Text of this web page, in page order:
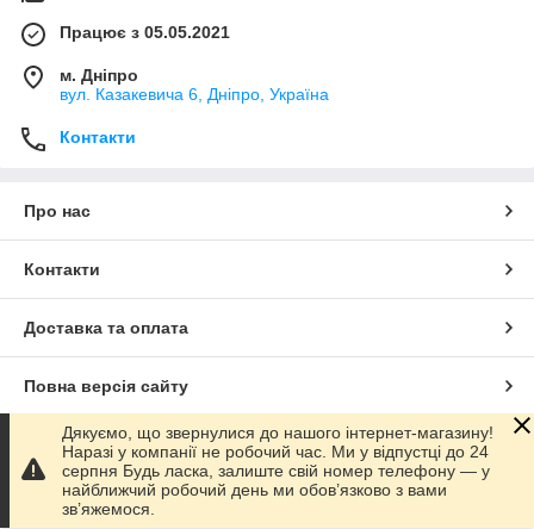
Тростини з додатковою опорою та складні моделі
Для кого:
Для людей похилого віку, які потребують додаткової
підтримки
рухового апарату
Для активних людей, які цінують комфорт і безпеку
тростини для ходьби, палиці для ходьби, опорні тростини,
тростини з регулюванням висоти, палиці для людей похилого
віку, ходункові тростини, ортопедичні тростини
Працює з 05.05.2021
м. Дніпро
вул. Казакевича 6, Дніпро, Україна
Контакти
Про нас
Контакти
Доставка та оплата
Повна версія сайту
Сайт створено на маркетплейсіProm.ua
Політика конфіденційності
Дякуємо, що звернулися до нашого інтернет-магазину!
Наразі у компанії не робочий час. Ми у відпустці до 24
серпня Будь ласка, залиште свій номер телефону — у
найближчий робочий день ми обов’язково з вами
зв’яжемося.